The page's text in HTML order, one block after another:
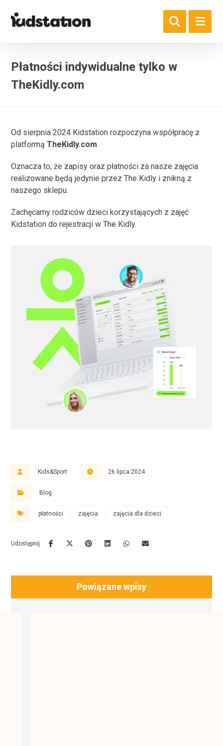
Płatności indywidualne tylko w
TheKidly.com
Od sierpnia 2024 Kidstation rozpoczyna współpracę z
platformąTheKidly.com
Oznacza to, że zapisy oraz płatności za nasze zajęcia
realizowane będą jedynie przez The Kidly i znikną z
naszego sklepu.
Zachęcamy rodziców dzieci korzystających z zajęć
Kidstation do rejestracji w The Kidly.
Kids&Sport 26 lipca 2024
Blog
płatności zajęcia zajęcia dla dzieci
Powiązane wpisy